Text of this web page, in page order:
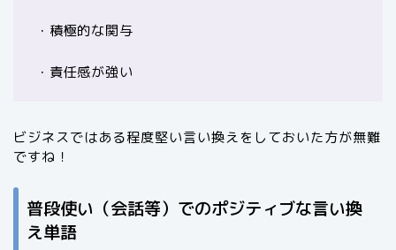
・積極的な関与
・責任感が強い
ビジネスではある程度堅い言い換えをしておいた方が無難
ですね！
普段使い（会話等）でのポジティブな言い換
え単語